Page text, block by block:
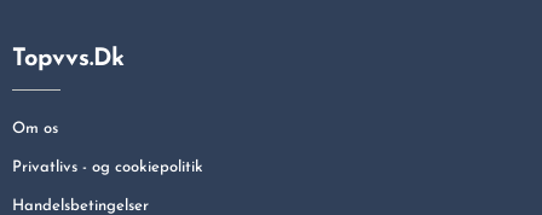
Topvvs.dk
Om os
Privatlivs - og cookiepolitik
Handelsbetingelser